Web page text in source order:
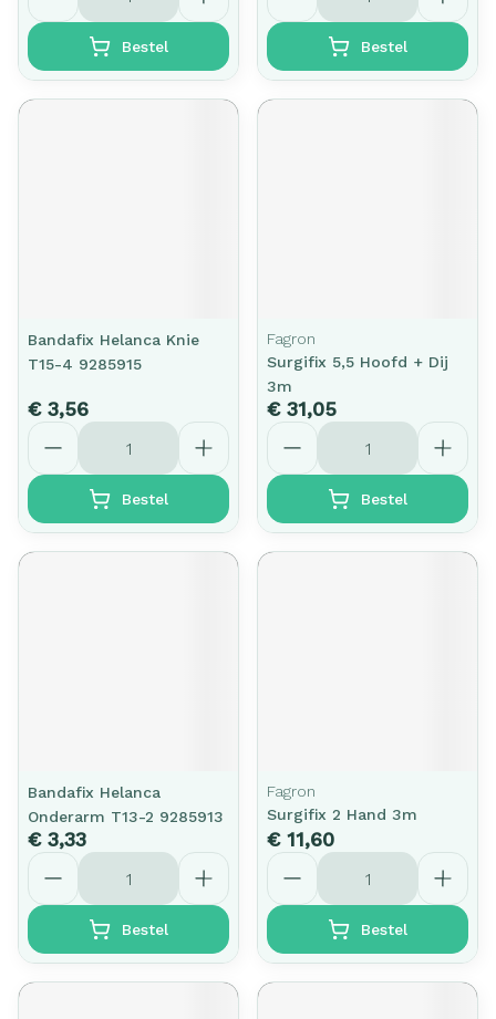
Bestel Bestel
Bandafix Helanca Knie
T15-4 9285915
€ 3,56
Aantal
Bestel
Fagron
Surgifix 5,5 Hoofd + Dij
3m
€ 31,05
Aantal
Bestel
Bandafix Helanca
Onderarm T13-2 9285913
€ 3,33
Aantal
Bestel
Fagron
Surgifix 2 Hand 3m
€ 11,60
Aantal
Bestel